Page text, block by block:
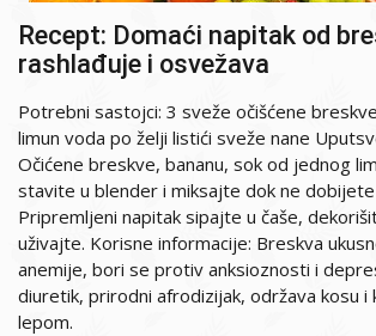
Recept: Domaći napitak od
rashlađuje i osvežava
Potrebni sastojci: 3 sveže očišćene
limun voda po želji listići sveže nane
Očićene breskve, bananu, sok od jednog
stavite u blender i miksajte dok ne dobijete
Pripremljeni napitak sipajte u čaše,
uživajte. Korisne informacije: Breskva
anemije, bori se protiv anksioznosti i
diuretik, prirodni afrodizijak, održava kosu i
lepom.